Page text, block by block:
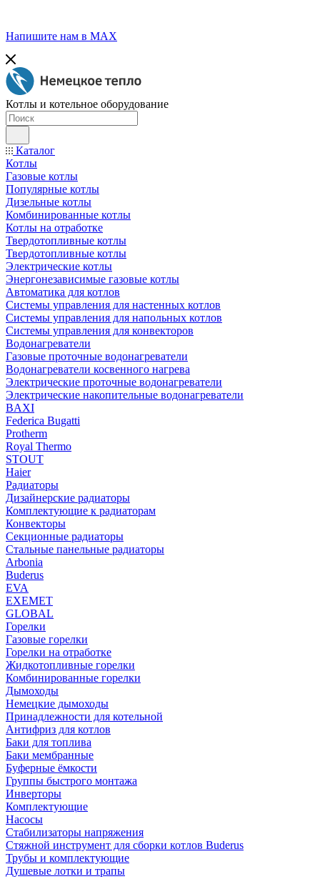
Напишите нам в МАХ
Котлы и котельное оборудование
Каталог
Котлы
Газовые котлы
Популярные котлы
Дизельные котлы
Комбинированные котлы
Котлы на отработке
Твердотопливные котлы
Твердотопливные котлы
Электрические котлы
Энергонезависимые газовые котлы
Автоматика для котлов
Системы управления для настенных котлов
Системы управления для напольных котлов
Системы управления для конвекторов
Водонагреватели
Газовые проточные водонагреватели
Водонагреватели косвенного нагрева
Электрические проточные водонагреватели
Электрические накопительные водонагреватели
BAXI
Federica Bugatti
Protherm
Royal Thermo
STOUT
Haier
Радиаторы
Дизайнерские радиаторы
Комплектующие к радиаторам
Конвекторы
Секционные радиаторы
Стальные панельные радиаторы
Arbonia
Buderus
EVA
EXEMET
GLOBAL
Горелки
Газовые горелки
Горелки на отработке
Жидкотопливные горелки
Комбинированные горелки
Дымоходы
Немецкие дымоходы
Принадлежности для котельной
Антифриз для котлов
Баки для топлива
Баки мембранные
Буферные ёмкости
Группы быстрого монтажа
Инверторы
Комплектующие
Насосы
Стабилизаторы напряжения
Стяжной инструмент для сборки котлов Buderus
Трубы и комплектующие
Душевые лотки и трапы